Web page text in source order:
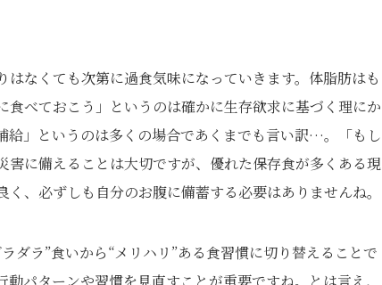
なくても次第に過食気味になっていきます。体脂肪はも
べておこう」というのは確かに生存欲求に基づく理にか
給」というのは多くの場合であくまでも言い訳…。「もし
に備えることは大切ですが、優れた保存食が多くある現
、必ずしも自分のお腹に備蓄する必要はありませんね。
ダラ”食いから“メリハリ”ある食習慣に切り替えることで